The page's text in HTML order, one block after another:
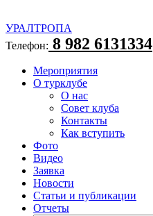
УРАЛТРОПА
Телефон: 8 982 6131334
Мероприятия
О турклубе
О нас
Совет клуба
Контакты
Как вступить
Фото
Видео
Заявка
Новости
Статьи и публикации
Отчеты